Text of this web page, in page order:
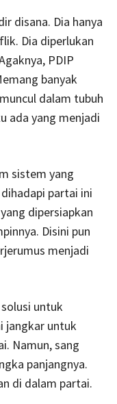
disana. Dia hanya
Dia diperlukan
PDIP
banyak
dalam tubuh
ada yang menjadi
sistem yang
partai ini
dipersiapkan
Disini pun
menjadi
untuk
jangkar untuk
Namun, sang
panjangnya.
di dalam partai.